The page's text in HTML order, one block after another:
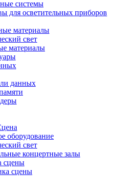
системы
для осветительных приборов
материалы
свет
материалы
данных
оборудование
свет
концертные залы
сцены
сцены